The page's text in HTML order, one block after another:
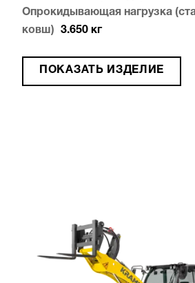
Опрокидывающая нагрузка
ковш)
3.650 кг
ПОКАЗАТЬ ИЗДЕЛИЕ